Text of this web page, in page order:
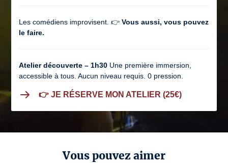
Vous pouvez aimer
Les comédiens improvisent. 👉 Vous aussi, vous pouvez
le faire.
Atelier découverte – 1h30 Une première immersion,
accessible à tous. Aucun niveau requis. 0 pression.
👉 JE RÉSERVE MON ATELIER (25€)